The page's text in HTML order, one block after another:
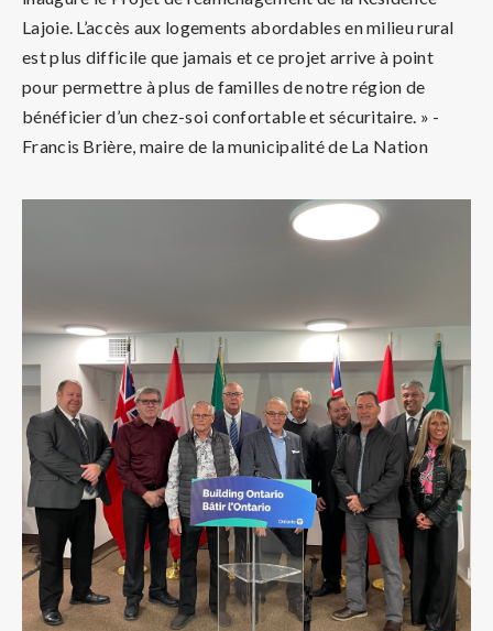
Lajoie. L’accès aux logements abordables en milieu rural
est plus difficile que jamais et ce projet arrive à point
pour permettre à plus de familles de notre région de
bénéficier d’un chez-soi confortable et sécuritaire. » -
Francis Brière, maire de la municipalité de La Nation